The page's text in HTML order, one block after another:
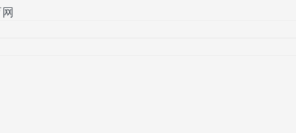
指导教学训练实验基地”、“劳动力转移培训示范基